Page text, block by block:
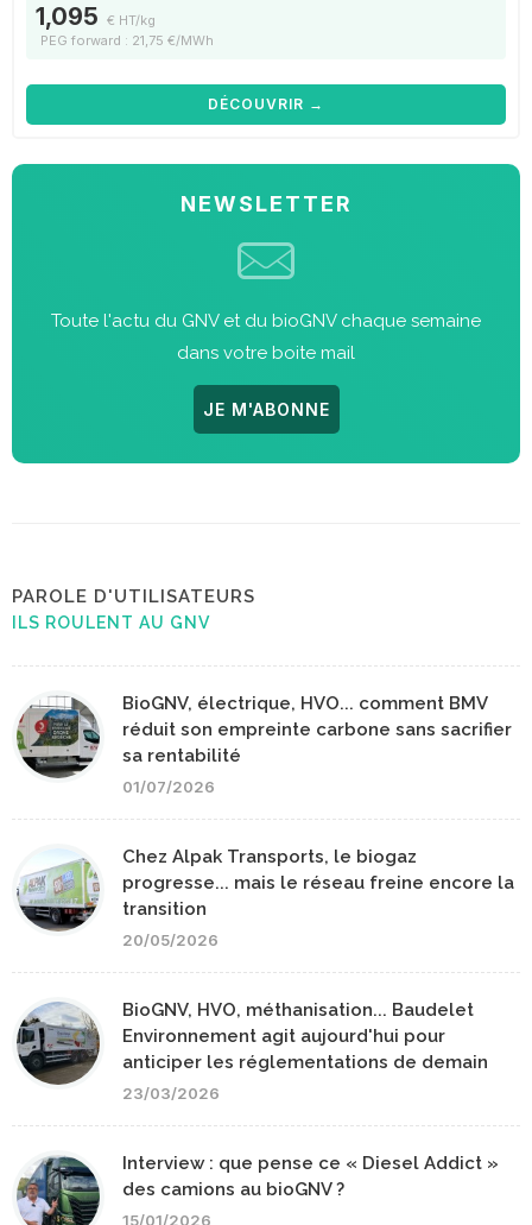
1,095 € HT/kg
PEG forward : 21,75 €/MWh
DÉCOUVRIR →
NEWSLETTER
Toute l'actu du GNV et du bioGNV chaque semaine
dans votre boite mail
JE M'ABONNE
PAROLE D'UTILISATEURS
ILS ROULENT AU GNV
BioGNV, électrique, HVO... comment BMV
réduit son empreinte carbone sans sacrifier
sa rentabilité
01/07/2026
Chez Alpak Transports, le biogaz
progresse... mais le réseau freine encore la
transition
20/05/2026
BioGNV, HVO, méthanisation... Baudelet
Environnement agit aujourd'hui pour
anticiper les réglementations de demain
23/03/2026
Interview : que pense ce « Diesel Addict »
des camions au bioGNV ?
15/01/2026